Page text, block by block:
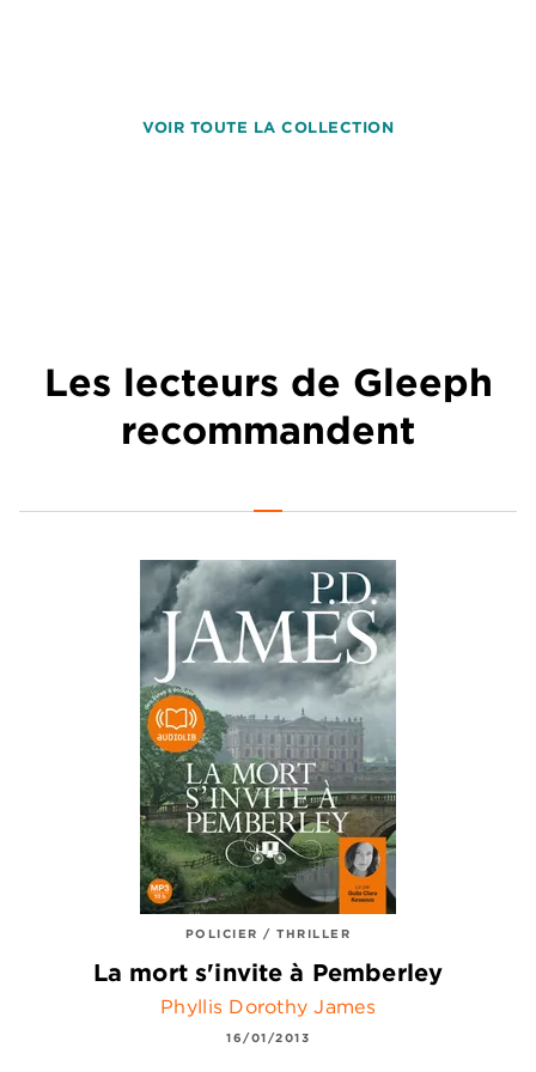
VOIR TOUTE LA COLLECTION
Les lecteurs de Gleeph
recommandent
POLICIER / THRILLER
La mort s'invite à Pemberley
Phyllis Dorothy James
16/01/2013